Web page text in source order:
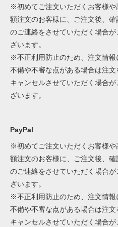
※初めてご注文いただくお客様や
額注文のお客様に、ご注文後、確
のご連絡をさせていただく場合が
ざいます。
※不正利用防止のため、注文情報
不備や不審な点がある場合は注文
キャンセルさせていただく場合が
ざいます。
PayPal
※初めてご注文いただくお客様や
額注文のお客様に、ご注文後、確
のご連絡をさせていただく場合が
ざいます。
※不正利用防止のため、注文情報
不備や不審な点がある場合は注文
キャンセルさせていただく場合が